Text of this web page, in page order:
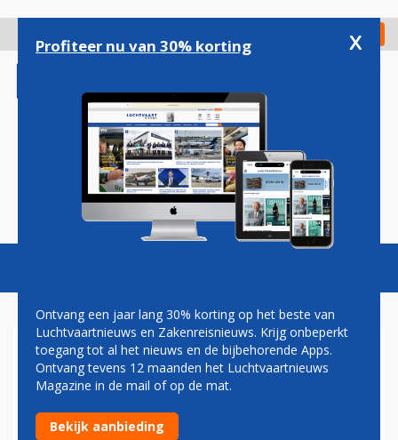
gaan
Check in
Magazine Podcasts Vacatures
AZIATISCHE BELANGEN
NOPEN GULFSTREAM TOT
NAAMSVERANDERING G250
Profiteer nu van 30% korting x
Ontvang een jaar lang 30% korting op het beste van
Luchtvaartnieuws en Zakenreisnieuws. Krijg onbeperkt
toegang tot al het nieuws en de bijbehorende Apps.
Ontvang tevens 12 maanden het Luchtvaartnieuws
Magazine in de mail of op de mat.
Bekijk aanbieding